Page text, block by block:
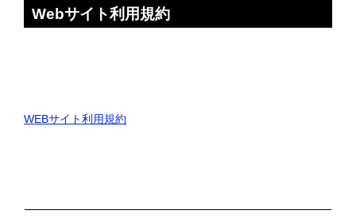
Webサイト利用規約
WEBサイト利用規約